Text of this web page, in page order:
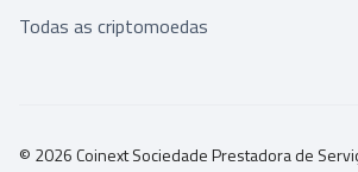
Todas as criptomoedas
© 2026 Coinext Sociedade Prestadora de